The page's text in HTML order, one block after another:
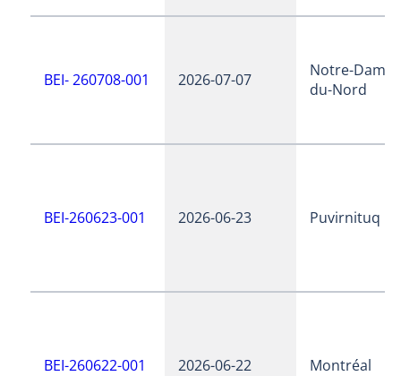
BEI- 260708-001 2026-07-07
Notre-Dame-
du-Nord
BEI-260623-001 2026-06-23 Puvirnituq
BEI-260622-001 2026-06-22 Montréal